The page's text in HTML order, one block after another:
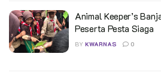
Animal Keeper’s
Peserta Pesta Siaga
BY KWARNAS 0